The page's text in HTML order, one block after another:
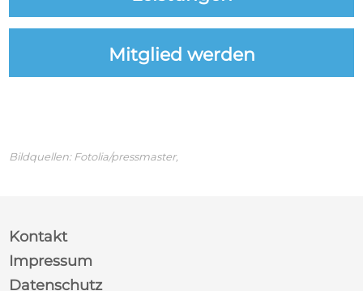
Mitglied werden
Bildquellen: Fotolia/pressmaster,
Kontakt
Impressum
Datenschutz